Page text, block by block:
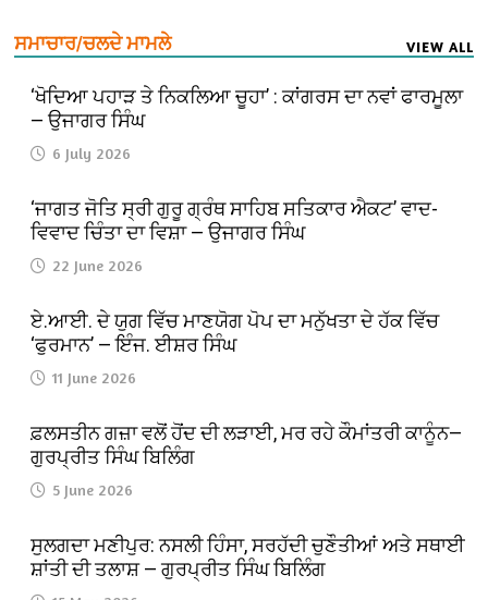
ਸਮਾਚਾਰ/ਚਲਦੇ ਮਾਮਲੇ VIEW ALL
‘ਖੋਦਿਆ ਪਹਾੜ ਤੇ ਨਿਕਲਿਆ ਚੂਹਾ’ : ਕਾਂਗਰਸ ਦਾ ਨਵਾਂ ਫਾਰਮੂਲਾ
— ਉਜਾਗਰ ਸਿੰਘ
6 July 2026
‘ਜਾਗਤ ਜੋਤਿ ਸ੍ਰੀ ਗੁਰੂ ਗ੍ਰੰਥ ਸਾਹਿਬ ਸਤਿਕਾਰ ਐਕਟ’ ਵਾਦ-
ਵਿਵਾਦ ਚਿੰਤਾ ਦਾ ਵਿਸ਼ਾ — ਉਜਾਗਰ ਸਿੰਘ
22 June 2026
ਏ.ਆਈ. ਦੇ ਯੁਗ ਵਿੱਚ ਮਾਣਯੋਗ ਪੋਪ ਦਾ ਮਨੁੱਖਤਾ ਦੇ ਹੱਕ ਵਿੱਚ
‘ਫੁਰਮਾਨ’ — ਇੰਜ. ਈਸ਼ਰ ਸਿੰਘ
11 June 2026
ਫ਼ਲਸਤੀਨ ਗਜ਼ਾ ਵਲੋਂ ਹੋਂਦ ਦੀ ਲੜਾਈ, ਮਰ ਰਹੇ ਕੌਮਾਂਤਰੀ ਕਾਨੂੰਨ—
ਗੁਰਪ੍ਰੀਤ ਸਿੰਘ ਬਿਲਿੰਗ
5 June 2026
ਸੁਲਗਦਾ ਮਣੀਪੁਰ: ਨਸਲੀ ਹਿੰਸਾ, ਸਰਹੱਦੀ ਚੁਣੌਤੀਆਂ ਅਤੇ ਸਥਾਈ
ਸ਼ਾਂਤੀ ਦੀ ਤਲਾਸ਼ — ਗੁਰਪ੍ਰੀਤ ਸਿੰਘ ਬਿਲਿੰਗ